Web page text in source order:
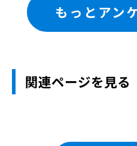
もっとアン
関連ページを見る